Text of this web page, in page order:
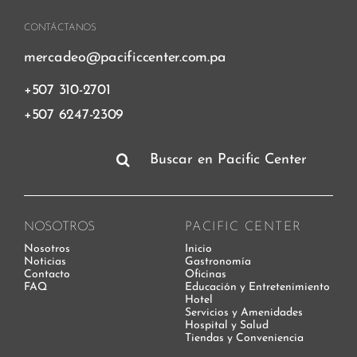
CONTÁCTANOS
mercadeo@pacificcenter.com.pa
+507 310-2701
+507 6247-2309
NOSOTROS
Nosotros
Noticias
Contacto
FAQ
PACIFIC CENTER
Inicio
Gastronomía
Oficinas
Educación y Entretenimiento
Hotel
Servicios y Amenidades
Hospital y Salud
Tiendas y Conveniencia